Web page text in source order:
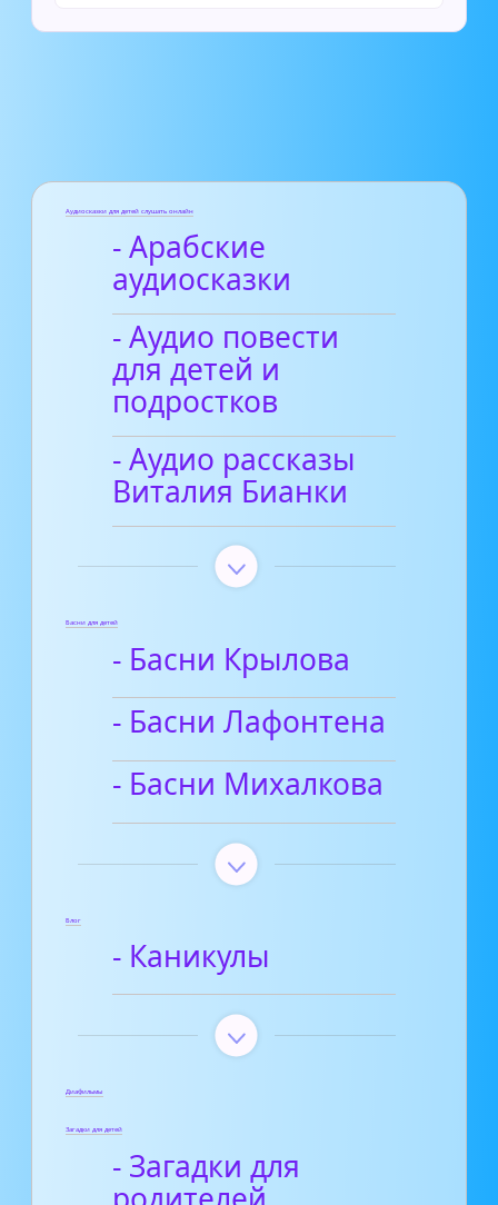
Аудиосказки для детей слушать онлайн
- Арабские
аудиосказки
- Аудио повести
для детей и
подростков
- Аудио рассказы
Виталия Бианки
Басни для детей
- Басни Крылова
- Басни Лафонтена
- Басни Михалкова
Блог
- Каникулы
Диафильмы
Загадки для детей
- Загадки для